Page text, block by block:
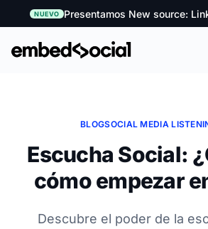
NUEVO Presentamos New source:
BLOGSOCIAL MEDIA
Escucha Social:
cómo empezar
Descubre el poder de la